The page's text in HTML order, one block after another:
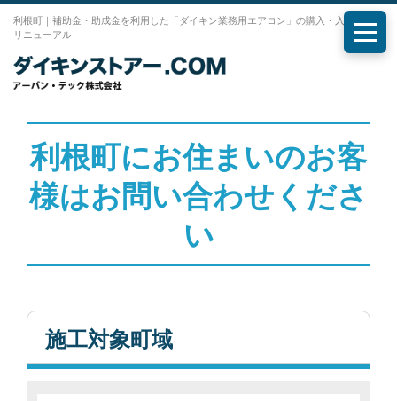
利根町｜補助金・助成金を利用した「ダイキン業務用エアコン」の購入・入れ替え・
リニューアル
メニ
利根町にお住まいのお客
様はお問い合わせくださ
い
施工対象町域